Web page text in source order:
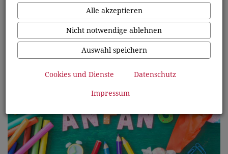
Alle akzeptieren
Nicht notwendige ablehnen
Auswahl speichern
Cookies und Dienste Datenschutz
Impressum
und entspannte Lesestunden unterwegs.
Zum tolino flip